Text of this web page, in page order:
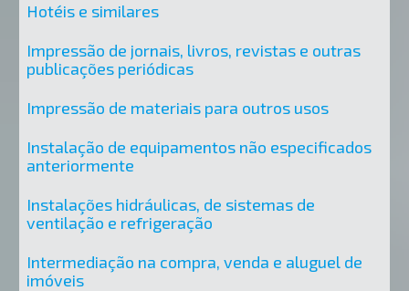
Hotéis e similares
Impressão de jornais, livros, revistas e outras
publicações periódicas
Impressão de materiais para outros usos
Instalação de equipamentos não especificados
anteriormente
Instalações hidráulicas, de sistemas de
ventilação e refrigeração
Intermediação na compra, venda e aluguel de
imóveis